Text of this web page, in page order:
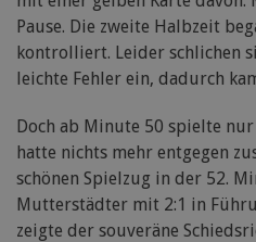
Pause. Die zweite Halbzeit
kontrolliert. Leider schlichen
leichte Fehler ein, dadurch
Doch ab Minute 50 spielte nur
hatte nichts mehr entgegen
schönen Spielzug in der 52.
Mutterstädter mit 2:1 in
zeigte der souveräne